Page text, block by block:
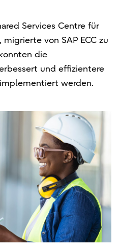
Services Centre für
migrierte von SAP ECC zu
die
und effizientere
implementiert werden.